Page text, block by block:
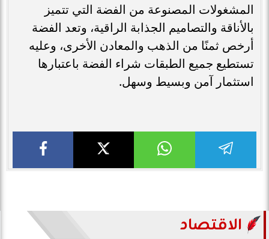
المشغولات المصنوعة من الفضة التي تتميز
بالأناقة والتصاميم الجذابة الراقية، وتعد الفضة
أرخص ثمنًا من الذهب والمعادن الأخرى، وعليه
تستطيع جميع الطبقات شراء الفضة باعتبارها
استثمار آمن وبسيط وسهل.
الاقتصاد